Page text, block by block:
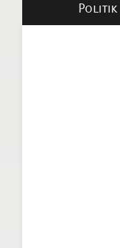
Politik